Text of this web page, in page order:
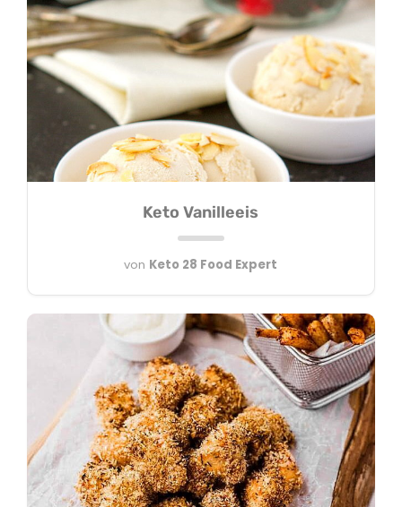
Keto Vanilleeis
von Keto 28 Food Expert